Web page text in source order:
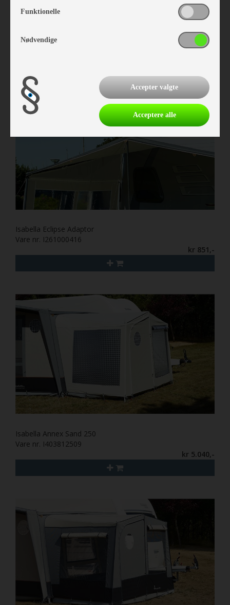
kr 4.759,-
Isabella Eclipse Adaptor
Vare nr. I261000416
kr 851,-
Isabella Annex Sand 250
Vare nr. I403812509
kr 5.040,-
Funktionelle
Nødvendige
Accepter valgte
Acceptere alle